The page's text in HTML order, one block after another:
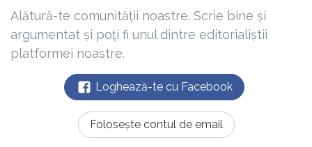
Alătură-te comunității noastre. Scrie bine și
argumentat și poți fi unul dintre editorialiștii
platformei noastre.
Loghează-te cu Facebook
Folosește contul de email